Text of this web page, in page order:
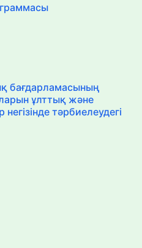
бағдарламасының
ұлттық және
тәрбиелеудегі